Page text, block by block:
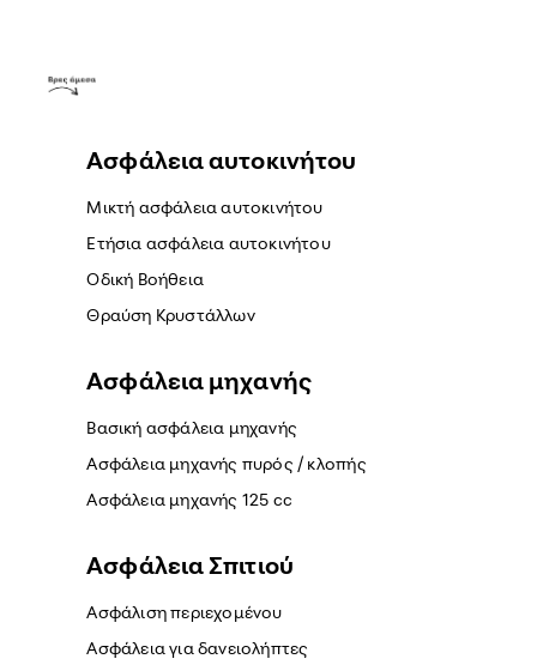
Ασφάλεια αυτοκινήτου
Μικτή ασφάλεια αυτοκινήτου
Ετήσια ασφάλεια αυτοκινήτου
Οδική Βοήθεια
Θραύση Κρυστάλλων
Ασφάλεια μηχανής
Βασική ασφάλεια μηχανής
Ασφάλεια μηχανής πυρός / κλοπής
Ασφάλεια μηχανής 125 cc
Ασφάλεια Σπιτιού
Ασφάλιση περιεχομένου
Ασφάλεια για δανειολήπτες